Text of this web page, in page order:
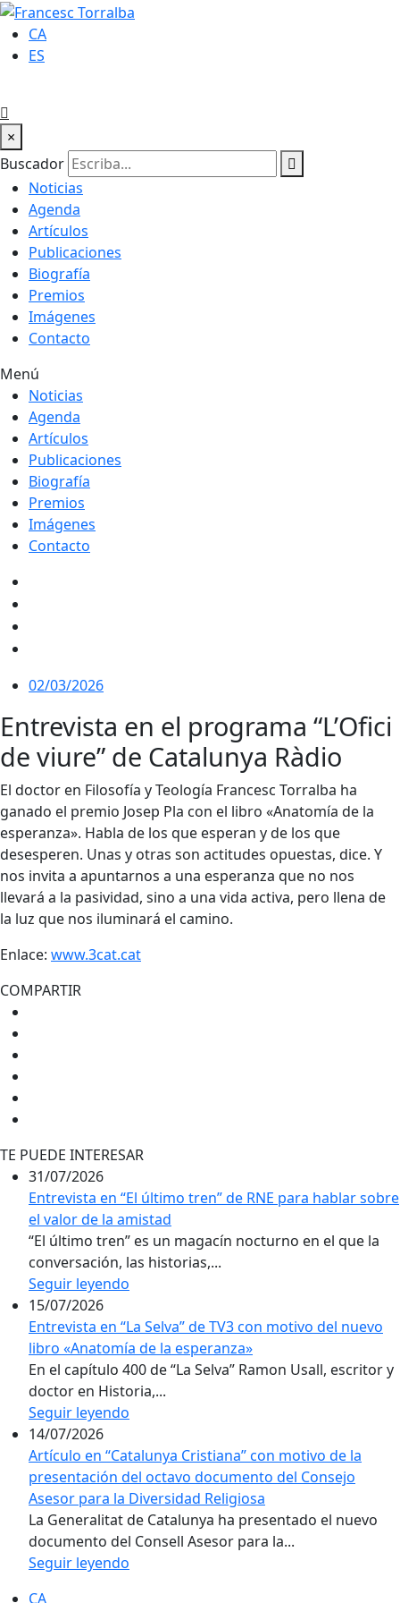
CA
ES
×
Buscador
Noticias
Agenda
Artículos
Publicaciones
Biografía
Premios
Imágenes
Contacto
Menú
Noticias
Agenda
Artículos
Publicaciones
Biografía
Premios
Imágenes
Contacto
02/03/2026
Entrevista en el programa “L’Ofici
de viure” de Catalunya Ràdio
El doctor en Filosofía y Teología Francesc Torralba ha
ganado el premio Josep Pla con el libro «Anatomía de la
esperanza». Habla de los que esperan y de los que
desesperen. Unas y otras son actitudes opuestas, dice. Y
nos invita a apuntarnos a una esperanza que no nos
llevará a la pasividad, sino a una vida activa, pero llena de
la luz que nos iluminará el camino.
Enlace: www.3cat.cat
COMPARTIR
TE PUEDE INTERESAR
31/07/2026
Entrevista en “El último tren” de RNE para hablar sobre
el valor de la amistad
“El último tren” es un magacín nocturno en el que la
conversación, las historias,...
Seguir leyendo
15/07/2026
Entrevista en “La Selva” de TV3 con motivo del nuevo
libro «Anatomía de la esperanza»
En el capítulo 400 de “La Selva” Ramon Usall, escritor y
doctor en Historia,...
Seguir leyendo
14/07/2026
Artículo en “Catalunya Cristiana” con motivo de la
presentación del octavo documento del Consejo
Asesor para la Diversidad Religiosa
La Generalitat de Catalunya ha presentado el nuevo
documento del Consell Asesor para la...
Seguir leyendo
CA